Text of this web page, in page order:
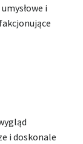
i
i doskonale